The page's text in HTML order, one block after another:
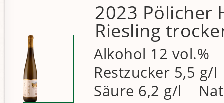
2023 Pölicher
Riesling
Alkohol 12 vol.%
Restzucker 5,5 g/l
Säure 6,2 g/l